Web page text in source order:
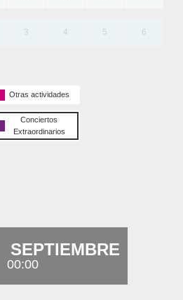
3 4 5 6
Otras actividades
Conciertos
Extraordinarios
SEPTIEMBRE
00:00